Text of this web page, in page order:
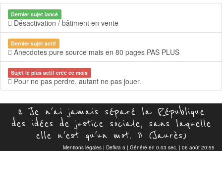
Dernier sujet lancé
Désactivation / bâtiment en vente
Dernier sujet actif
Anecdotes pure source mais en 80 pages PAS PLUS
Sujet le plus actif créé ce mois
Pour ne pas perdre, autant ne pas jouer.
« Je n'ai jamais séparé la République
des idées de justice sociale, sans laquelle
elle n'est qu'un mot. » (Jaurès)
Mentions légales | Defkra 5 | Généré en 0.03 sec. | 06 août 20:55